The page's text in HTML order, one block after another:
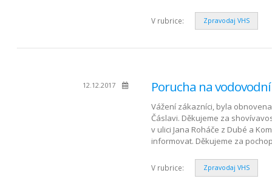
V rubrice: Zpravodaj VHS
12.12.2017 Porucha na
Vážení zákazníci, byla
Čáslavi. Děkujeme za
v ulici Jana Roháče z Dubé a
informovat. Děkujeme za
V rubrice: Zpravodaj VHS